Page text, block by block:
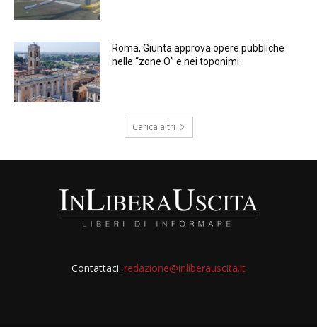
Roma, Giunta approva opere pubbliche
nelle “zone O” e nei toponimi
Carica altri
Contattaci: redazione@inliberauscita.it